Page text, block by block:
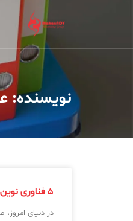
نویسنده:
۵ فناوری نوین که آینده‌ی نمایشگاه‌ها را متحول می‌کنند
در دنیای